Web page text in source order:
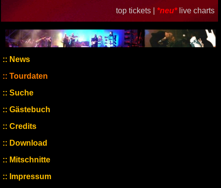
top tickets | *neu* live charts
News
Tourdaten
Suche
Gästebuch
Credits
Download
Mitschnitte
Impressum